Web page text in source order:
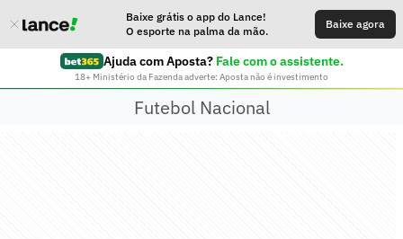
Baixe grátis o app do Lance!
O esporte na palma da mão.
Baixe agora
Ajuda com Aposta? Fale com o assistente.
18+ Ministério da Fazenda adverte: Aposta não é investimento
Futebol Nacional